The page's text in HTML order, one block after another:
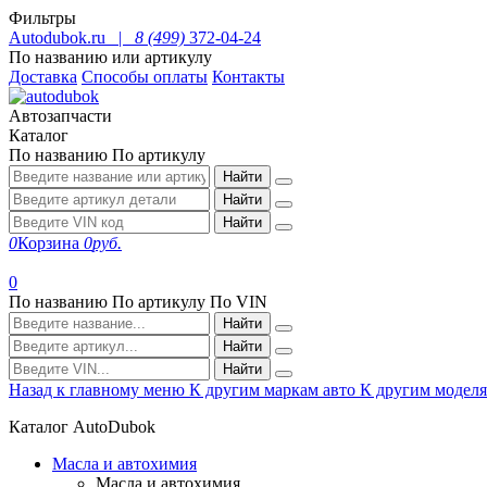
Фильтры
Autodubok.ru |
8 (499) 372-04-24
По названию или артикулу
Доставка Способы оплаты Контакты
Автозапчасти
Каталог
По названию По артикулу
Найти
Найти
Найти
0Корзина 0руб.
0
По названию По артикулу По VIN
Найти
Найти
Найти
Назад к главному меню К другим маркам авто К другим
Каталог AutoDubok
Масла и автохимия
Масла и автохимия